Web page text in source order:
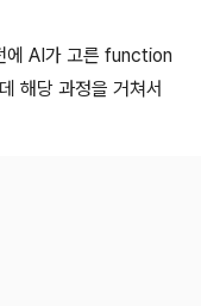
에 AI가 고른 function
해당 과정을 거쳐서